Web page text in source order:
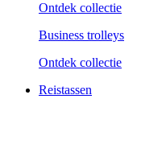
Ontdek collectie
Business trolleys
Ontdek collectie
Reistassen